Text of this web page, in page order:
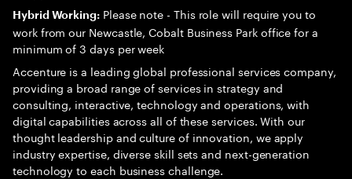
Hybrid Working:Please note - This role will require you to
work from our Newcastle, Cobalt Business Park office for a
minimum of 3 days per week
Accenture is a leading global professional services company,
providing a broad range of services in strategy and
consulting, interactive, technology and operations, with
digital capabilities across all of these services. With our
thought leadership and culture of innovation, we apply
industry expertise, diverse skill sets and next-generation
technology to each business challenge.